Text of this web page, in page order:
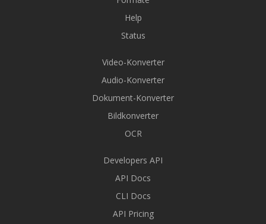
Help
Status
Video-Konverter
Audio-Konverter
Dokument-Konverter
Bildkonverter
OCR
Developers API
API Docs
CLI Docs
API Pricing